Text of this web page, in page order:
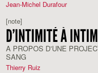
Jean-Michel Durafour
[note]
D’INTIMITÉ À
A PROPOS D'UNE
SANG
Thierry Ruiz